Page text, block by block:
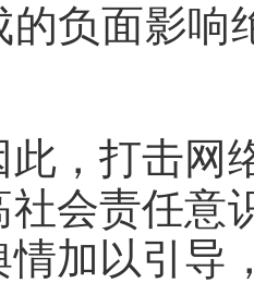
的负面影响
打击网络
社会责任意
情加以引导